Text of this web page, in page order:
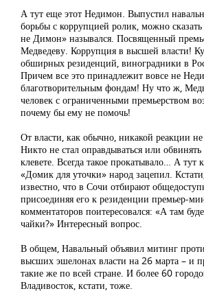
А тут еще этот Недимон. Выпустил
борьбы с коррупцией ролик, можно
не Димон» назывался. Посвященный
Медведеву. Коррупция в высшей власти!
обширных резиденций, виноградники в
Причем все это принадлежит вовсе не
благотворительным фондам! Ну что ж,
человек с ограниченными премьерством
почему бы ему не помочь!
От власти, как обычно, никакой реакции не
Никто не стал оправдываться или
клевете. Всегда такое прокатывало… А тут
«Домик для уточки» народ зацепил.
известно, что в Сочи отбирают
присоединяя его к резиденции премьер-
комментаторов поитересовался: «А там
чайки?» Интересный вопрос.
В общем, Навальный объявил митинг
высших эшелонах власти на 26 марта – и
такие же по всей стране. И более 60
Владивосток, кстати, тоже.